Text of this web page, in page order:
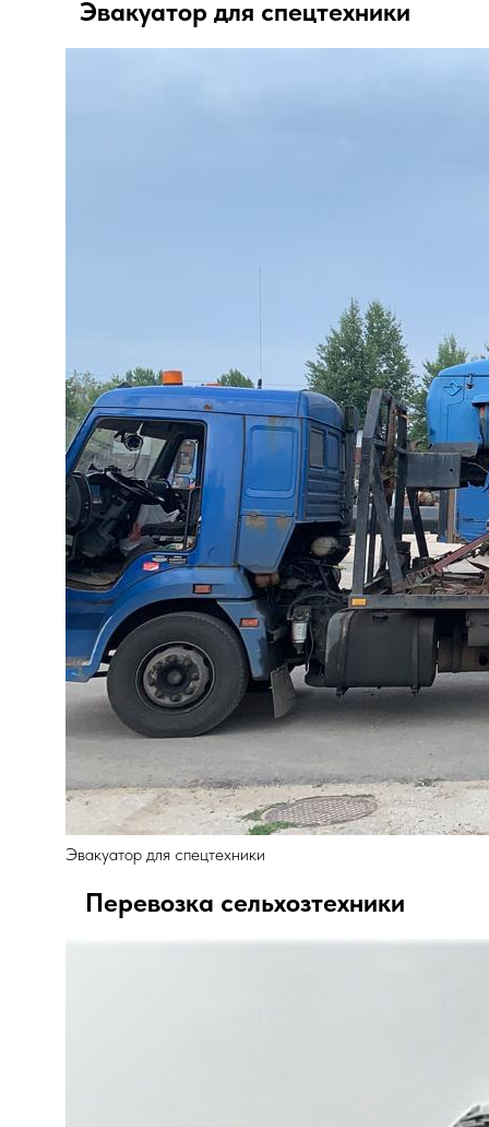
Эвакуатор для спецтехники
Эвакуатор для спецтехники
Перевозка сельхозтехники